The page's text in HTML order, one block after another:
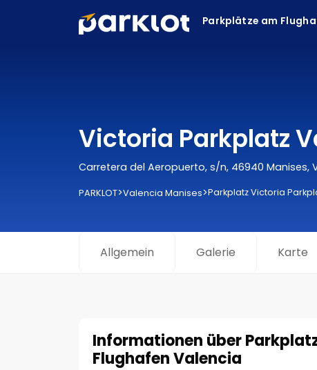
Parkplätze am
Victoria Parkplatz
Carretera del Aeropuerto, s/n, 46940 Manises,
PARKLOT>Valencia Manises>Parkplatz Victoria
Allgemein Galerie Karte
Informationen über
Flughafen Valencia